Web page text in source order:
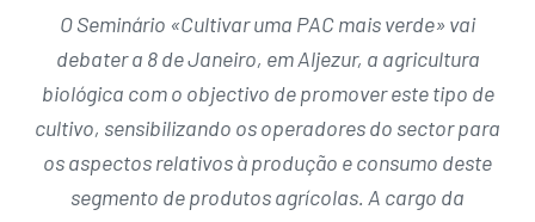
O Seminário «Cultivar uma PAC mais verde» vai
debater a 8 de Janeiro, em Aljezur, a agricultura
biológica com o objectivo de promover este tipo de
cultivo, sensibilizando os operadores do sector para
os aspectos relativos à produção e consumo deste
segmento de produtos agrícolas. A cargo da